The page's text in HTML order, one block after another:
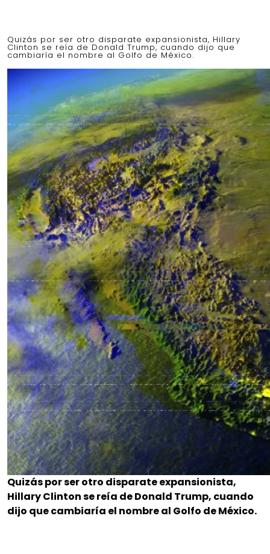
Quizás por ser otro disparate expansionista, Hillary
Clinton se reía de Donald Trump, cuando dijo que
cambiaría el nombre al Golfo de México.
Quizás por ser otro disparate expansionista,
Hillary Clinton se reía de Donald Trump, cuando
dijo que cambiaría el nombre al Golfo de México.